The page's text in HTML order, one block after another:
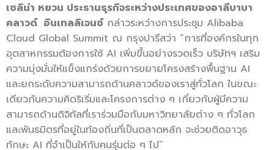
เซลิน่า หยวน ประธานธุรกิจระหว่างประเทศของอาลีบาบา
คลาวด์อินเทลลิเจนซ์กล่าวระหว่างการประชุม Alibaba
Cloud Global Summit ณ กรุงปารีสว่า “การที่องค์กรในทุก
อุตสาหกรรมต้องการใช้ AI เพิ่มขึ้นอย่างรวดเร็ว บริษัทฯ เสริม
ความมุ่งมั่นให้แข็งแกร่งด้วยการขยายโครงสร้างพื้นฐาน AI
และยกระดับความสามารถด้านคลาวด์ของเราสู่ทั่วโลก ในขณะ
เดียวกันความคิดริเริ่มและโครงการต่าง ๆ เกี่ยวกับผู้มีความ
สามารถด้านดิจิทัลที่เราร่วมมือกับมหาวิทยาลัยต่าง ๆ ทั่วโลก
และพันธมิตรที่อยู่ในท้องถิ่นที่เป็นตลาดหลัก จะช่วยติดอาวุธ
ทักษะ AI ที่จำเป็นให้กับคนรุ่นต่อ ๆ ไป”